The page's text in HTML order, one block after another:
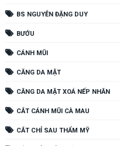
BS NGUYỄN ĐẶNG DUY
BƯỚU
CÁNH MŨI
CĂNG DA MẶT
CĂNG DA MẶT XOÁ NẾP NHĂN
CẮT CÁNH MŨI CÀ MAU
CẮT CHỈ SAU THẨM MỸ